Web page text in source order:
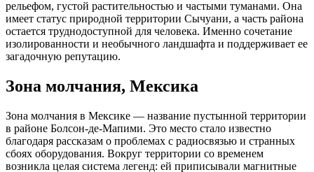
рельефом, густой растительностью и частыми туманами. Она
имеет статус природной территории Сычуани, а часть района
остается труднодоступной для человека. Именно сочетание
изолированности и необычного ландшафта и поддерживает ее
загадочную репутацию.
Зона молчания, Мексика
Зона молчания в Мексике — название пустынной территории
в районе Болсон-де-Мапими. Это место стало известно
благодаря рассказам о проблемах с радиосвязью и странных
сбоях оборудования. Вокруг территории со временем
возникла целая система легенд: ей приписывали магнитные